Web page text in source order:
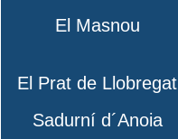
El Masnou
El Prat de Llobregat
Sadurní d´Anoia